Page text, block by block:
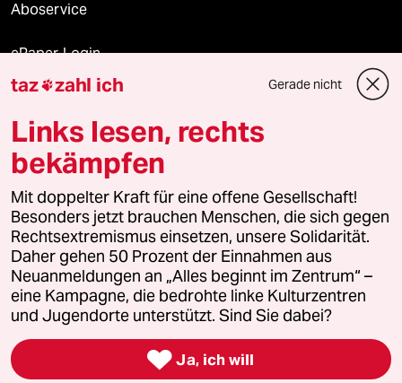
Aboservice
ePaper Login
Downloads für Abonnierende
© 2026 taz Verlags und Vertriebs GmbH
Alle Rechte vorbehalten. Bei rechtlichen Fragen oder für Genehmigungen
wenden Sie sich bitte an
lizenzen@taz.de
Feedback Redaktionsstatut Kommune-Richtlinien
Leitlinie Informant Datenschutz Impressum AGB
Seitenwende Einwilligungen widerrufen (Ads)
taz zahl ich Gerade nicht
Links lesen, rechts
bekämpfen
Mit doppelter Kraft für eine offene Gesellschaft!
Besonders jetzt brauchen Menschen, die sich gegen
Rechtsextremismus einsetzen, unsere Solidarität.
Daher gehen 50 Prozent der Einnahmen aus
Neuanmeldungen an „Alles beginnt im Zentrum“ –
eine Kampagne, die bedrohte linke Kulturzentren
und Jugendorte unterstützt. Sind Sie dabei?
 Ja, ich will